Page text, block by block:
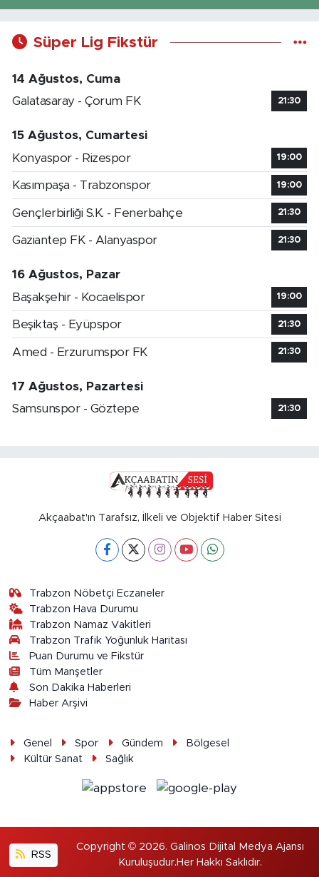
Süper Lig Fikstür
14 Ağustos, Cuma
Galatasaray - Çorum FK
21:30
15 Ağustos, Cumartesi
Konyaspor - Rizespor
19:00
Kasımpaşa - Trabzonspor 19:00
Gençlerbirliği S.K. - Fenerbahçe 21:30
Gaziantep FK - Alanyaspor 21:30
16 Ağustos, Pazar
Başakşehir - Kocaelispor
19:00
Beşiktaş - Eyüpspor 21:30
Amed - Erzurumspor FK 21:30
17 Ağustos, Pazartesi
Samsunspor - Göztepe
21:30
Akçaabat'ın Tarafsız, İlkeli ve Objektif Haber Sitesi
Trabzon Nöbetçi Eczaneler
Trabzon Hava Durumu
Trabzon Namaz Vakitleri
Trabzon Trafik Yoğunluk Haritası
Puan Durumu ve Fikstür
Tüm Manşetler
Son Dakika Haberleri
Haber Arşivi
Genel Spor Gündem
Bölgesel
Kültür Sanat
Sağlık
RSS
Copyright © 2026. Galinos Dijital Medya Ajansı
Kuruluşudur.Her Hakkı Saklıdır.